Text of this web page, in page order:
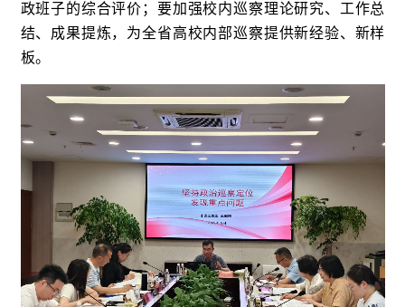
政班子的综合评价；要加强校内巡察理论研究、工作总
结、成果提炼，为全省高校内部巡察提供新经验、新样
板。